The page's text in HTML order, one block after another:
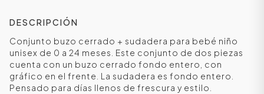
DESCRIPCIÓN
Conjunto buzo cerrado + sudadera para bebé niño
unisex de 0 a 24 meses. Este conjunto de dos piezas
cuenta con un buzo cerrado fondo entero, con
gráfico en el frente. La sudadera es fondo entero.
Pensado para días llenos de frescura y estilo.